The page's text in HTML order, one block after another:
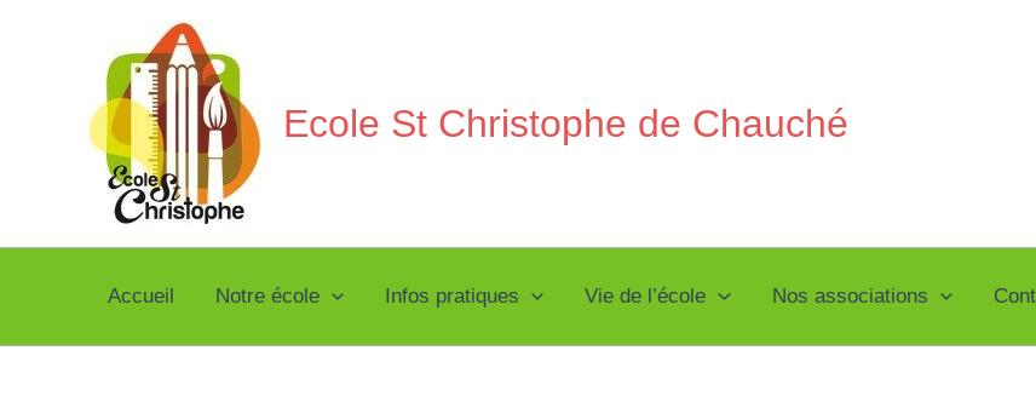
Ecole St Christophe de Chauché
Accueil Notre école Infos pratiques Vie de l’école Nos associations